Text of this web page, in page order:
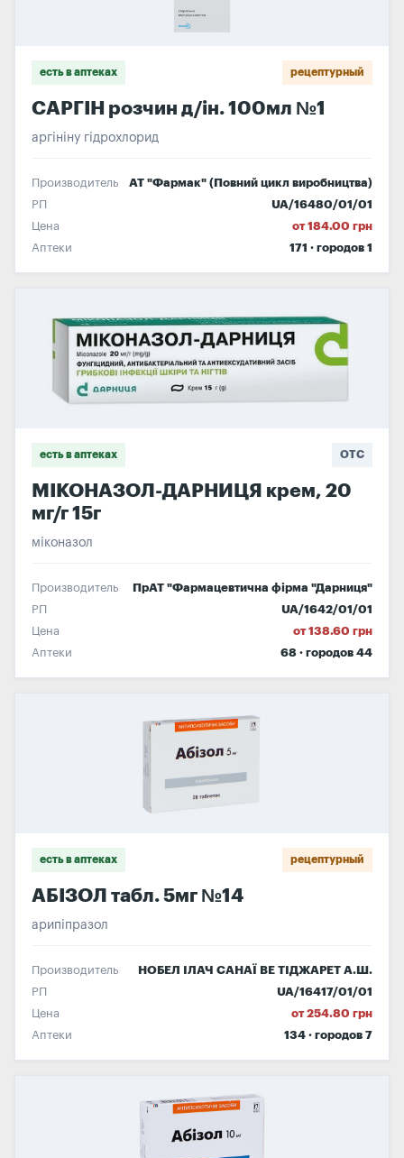
есть в аптеках рецептурный
САРГІН розчин д/ін. 100мл №1
аргініну гідрохлорид
Производитель
АТ "Фармак" (Повний цикл виробництва)
РП
UA/16480/01/01
Цена
от 184.00 грн
Аптеки
171 · городов 1
есть в аптеках OTC
МІКОНАЗОЛ-ДАРНИЦЯ крем, 20
мг/г 15г
міконазол
Производитель
ПрАТ "Фармацевтична фірма "Дарниця"
РП
UA/1642/01/01
Цена
от 138.60 грн
Аптеки
68 · городов 44
есть в аптеках рецептурный
АБІЗОЛ табл. 5мг №14
арипіпразол
Производитель
НОБЕЛ ІЛАЧ САНАЇ ВЕ ТІДЖАРЕТ А.Ш.
РП
UA/16417/01/01
Цена
от 254.80 грн
Аптеки
134 · городов 7